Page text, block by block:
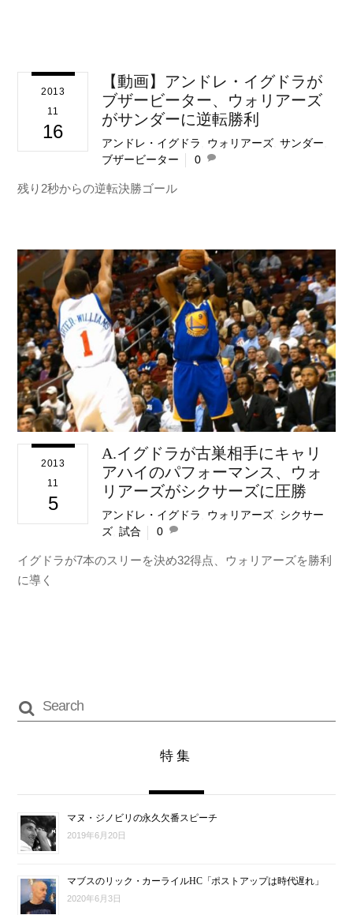
2013
11
16
【動画】アンドレ・イグドラが
ブザービーター、ウォリアーズ
がサンダーに逆転勝利
アンドレ・イグドラ ウォリアーズ ,サンダー
ブザービーター
0
残り2秒からの逆転決勝ゴール
2013
11
5
A.イグドラが古巣相手にキャリ
アハイのパフォーマンス、ウォ
リアーズがシクサーズに圧勝
アンドレ・イグドラ ウォリアーズ シクサー
ズ ,試合 0
イグドラが7本のスリーを決め32得点、ウォリアーズを勝利
に導く
特集
マヌ・ジノビリの永久欠番スピーチ
2019年6月20日
マブスのリック・カーライルHC「ポストアップは時代遅れ」
2020年6月3日